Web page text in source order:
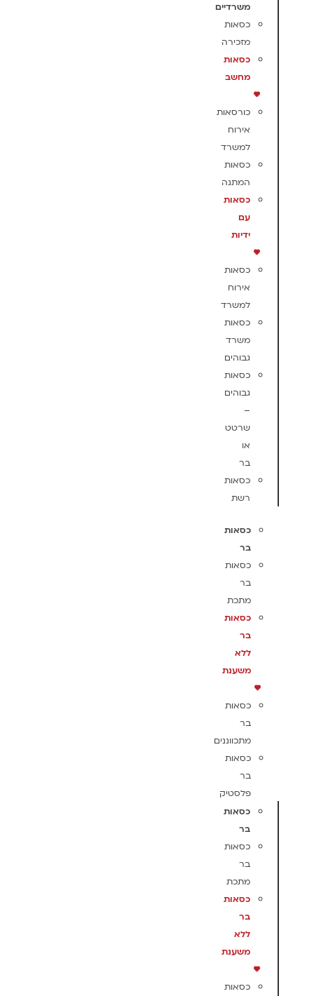
משרדיים
כסאות
מזכירה
כסאות
מחשב
כורסאות
אירוח
למשרד
כסאות
המתנה
כסאות
עם
ידיות
כסאות
אירוח
למשרד
כסאות
משרד
גבוהים
כסאות
גבוהים
–
שרטט
או
בר
כסאות
רשת
כסאות
בר
כסאות
בר
מתכת
כסאות
בר
ללא
משענת
כסאות
בר
מתכווננים
כסאות
בר
פלסטיק
כסאות
בר
כסאות
בר
מתכת
כסאות
בר
ללא
משענת
כסאות